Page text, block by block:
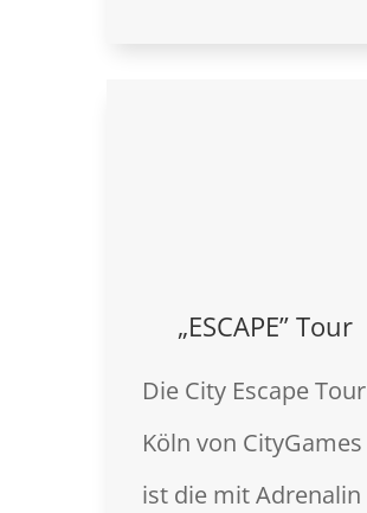
„ESCAPE” Tour
Die City Escape Tour
Köln von CityGames
ist die mit Adrenalin